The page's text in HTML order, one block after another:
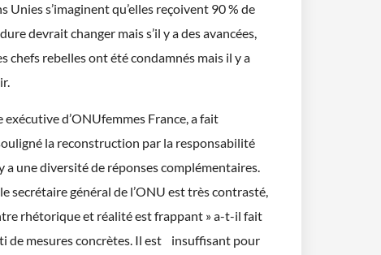
Unies s’imaginent qu’elles reçoivent 90 % de
devrait changer mais s’il y a des avancées,
chefs rebelles ont été condamnés mais il y a
exécutive d’ONUfemmes France, a fait
la reconstruction par la responsabilité
a une diversité de réponses complémentaires.
secrétaire général de l’ONU est très contrasté,
rhétorique et réalité est frappant » a-t-il fait
de mesures concrètes. Il est insuffisant pour